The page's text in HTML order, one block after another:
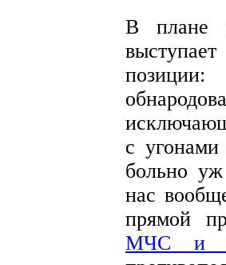
В плане
с
больно
нас
прямой
МЧС и